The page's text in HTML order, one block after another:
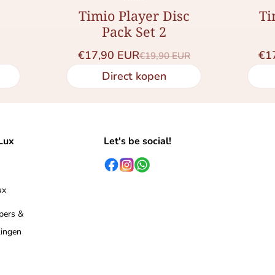
Timio Player Disc
Pack Set 2
Saleprijs
€17,90 EURNormale prijs
€19,90 EUR
Direct kopen
&
Let's be social!